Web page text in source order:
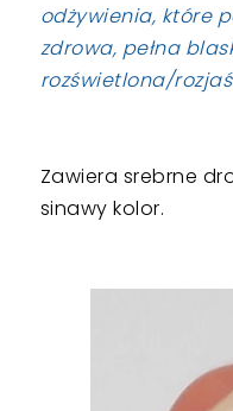
odżywienia, które
zdrowa, pełna
rozświetlona/
Zawiera srebrne
sinawy kolor.